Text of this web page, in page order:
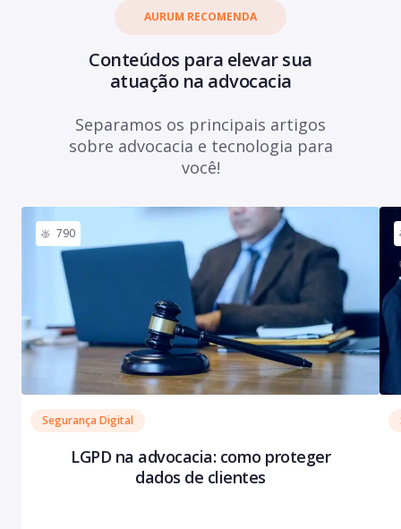
AURUM RECOMENDA
Conteúdos para elevar sua
atuação na advocacia
Separamos os principais artigos
sobre advocacia e tecnologia para
você!
790
Segurança Digital
LGPD na advocacia: como proteger
dados de clientes